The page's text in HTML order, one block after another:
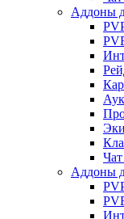
Аддоны
Аддоны